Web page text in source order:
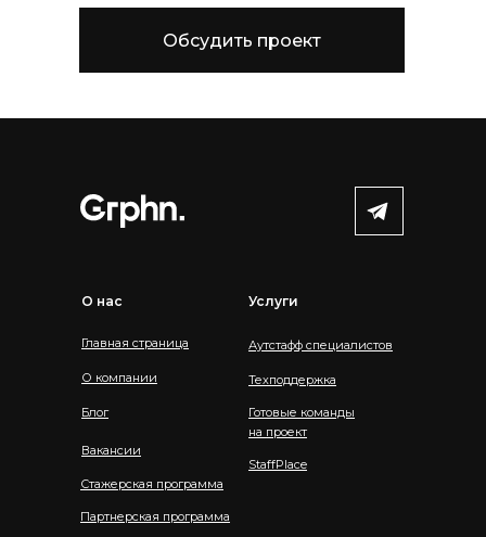
Обсудить проект
О нас
Главная страница
О компании
Блог
Вакансии
Услуги
Готовые команды
на проект
Аутстафф специалистов
Техподдержка
StaffPlace
Стажерская программа
Партнерская программа